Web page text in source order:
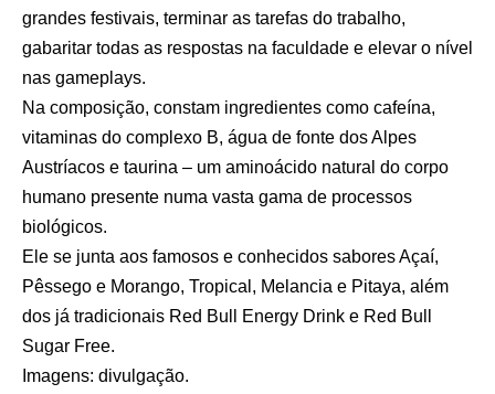
grandes festivais, terminar as tarefas do trabalho,
gabaritar todas as respostas na faculdade e elevar o nível
nas gameplays.
Na composição, constam ingredientes como cafeína,
vitaminas do complexo B, água de fonte dos Alpes
Austríacos e taurina – um aminoácido natural do corpo
humano presente numa vasta gama de processos
biológicos.
Ele se junta aos famosos e conhecidos sabores Açaí,
Pêssego e Morango, Tropical, Melancia e Pitaya, além
dos já tradicionais Red Bull Energy Drink e Red Bull
Sugar Free.
Imagens: divulgação.